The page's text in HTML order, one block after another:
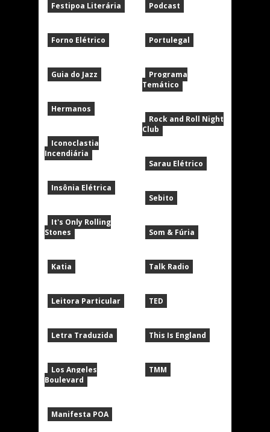
Festipoa Literária
Forno Elétrico
Guia do Jazz
Hermanos
Iconoclastia
Incendiária
Insônia Elétrica
It's Only Rolling
Stones
Katia
Leitora Particular
Letra Traduzida
Los Angeles
Boulevard
Manifesta POA
Podcast
Portulegal
Programa
Temático
Rock and Roll Night
Club
Sarau Elétrico
Sebito
Som & Fúria
Talk Radio
TED
This Is England
TMM